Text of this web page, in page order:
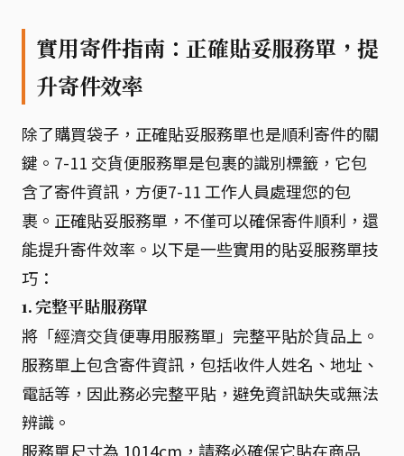
實用寄件指南：正確貼妥服務單，提
升寄件效率
除了購買袋子，正確貼妥服務單也是順利寄件的關
鍵。7-11 交貨便服務單是包裹的識別標籤，它包
含了寄件資訊，方便7-11 工作人員處理您的包
裹。正確貼妥服務單，不僅可以確保寄件順利，還
能提升寄件效率。以下是一些實用的貼妥服務單技
巧：
1. 完整平貼服務單
將「經濟交貨便專用服務單」完整平貼於貨品上。
服務單上包含寄件資訊，包括收件人姓名、地址、
電話等，因此務必完整平貼，避免資訊缺失或無法
辨識。
服務單尺寸為 1014cm，請務必確保它貼在商品